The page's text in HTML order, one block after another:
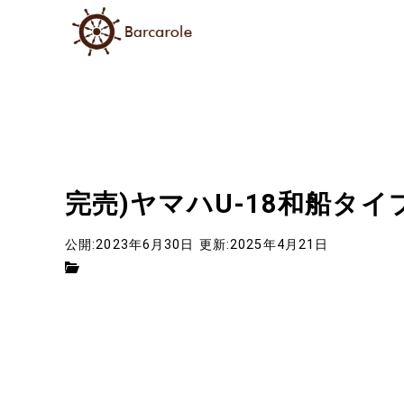
完売)ヤマハU-18和船タイ
公開:2023年6月30日 更新:2025年4月21日